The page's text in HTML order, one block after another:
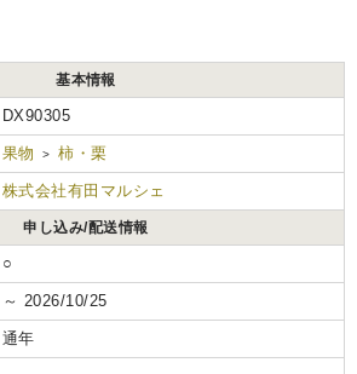
基本情報
DX90305
果物 > 柿・栗
株式会社有田マルシェ
申し込み/配送情報
○
～ 2026/10/25
通年